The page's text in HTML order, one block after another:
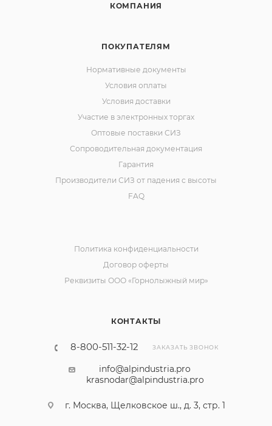
КОМПАНИЯ
ПОКУПАТЕЛЯМ
Нормативные документы
Условия оплаты
Условия доставки
Участие в электронных торгах
Оптовые поставки СИЗ
Сопроводительная документация
Гарантия
Производители СИЗ от падения с высоты
FAQ
КОНТАКТЫ
8-800-511-32-12 ЗАКАЗАТЬ ЗВОНОК
info@alpindustria.pro
krasnodar@alpindustria.pro
г. Москва, Щелковское ш., д. 3, стр. 1
Политика конфиденциальности
Договор оферты
Реквизиты ООО «Горнолыжный мир»